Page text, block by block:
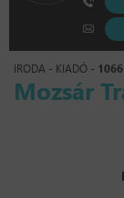
IRODA - KIADÓ -
Mozsár